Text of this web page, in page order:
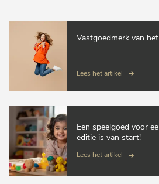
Vastgoedmerk van
Lees het artikel
Een speelgoed voor
editie is van start!
Lees het artikel